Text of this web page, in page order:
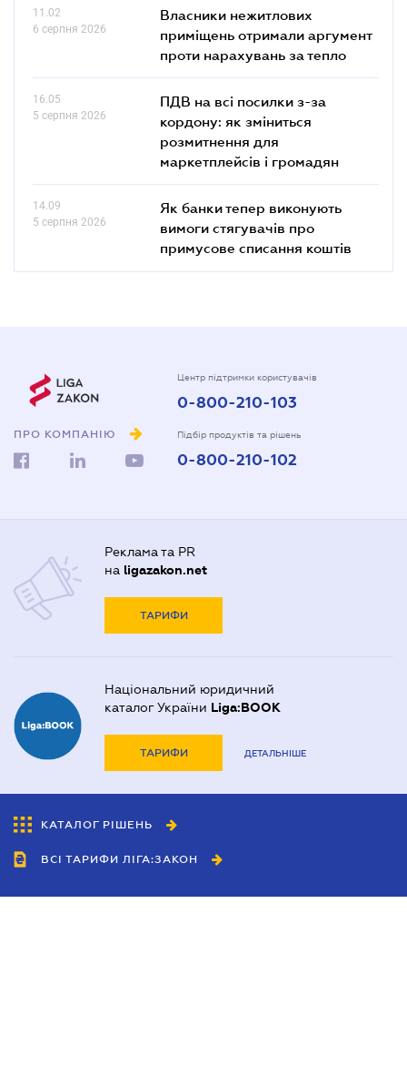
11.02
6 серпня 2026
Власники нежитлових
приміщень отримали аргумент
проти нарахувань за тепло
16.05
5 серпня 2026
ПДВ на всі посилки з-за
кордону: як зміниться
розмитнення для
маркетплейсів і громадян
14.09
5 серпня 2026
Як банки тепер виконують
вимоги стягувачів про
примусове списання коштів
ПРО КОМПАНІЮ
Центр підтримки користувачів
0-800-210-103
Підбір продуктів та рішень
0-800-210-102
Реклама та PR
на ligazakon.net
ТАРИФИ
Національний юридичний
каталог України Liga:BOOK
ТАРИФИ ДЕТАЛЬНІШЕ
КАТАЛОГ РІШЕНЬ
ВСІ ТАРИФИ ЛІГА:ЗАКОН